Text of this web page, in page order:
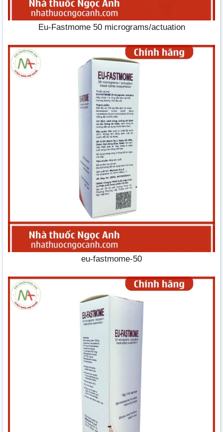
Eu-Fastmome 50 micrograms/actuation
eu-fastmome-50